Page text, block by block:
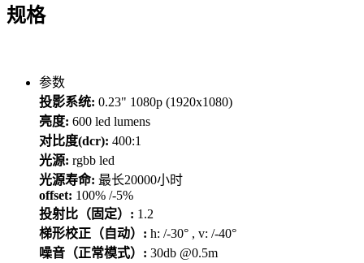
规格
参数
投影系统: 0.23" 1080p (1920x1080)
亮度: 600 led lumens
对比度(dcr): 400:1
光源: rgbb led
光源寿命: 最长20000小时
offset: 100% /-5%
投射比（固定）: 1.2
梯形校正（自动）: h: /-30° , v: /-40°
噪音（正常模式）: 30db @0.5m